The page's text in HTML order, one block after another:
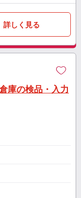
詳しく見る
庫の検品・入力